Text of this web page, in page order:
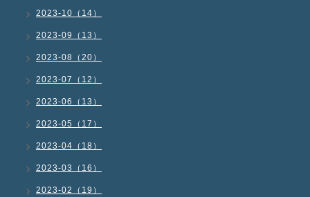
2023-10（14）
2023-09（13）
2023-08（20）
2023-07（12）
2023-06（13）
2023-05（17）
2023-04（18）
2023-03（16）
2023-02（19）